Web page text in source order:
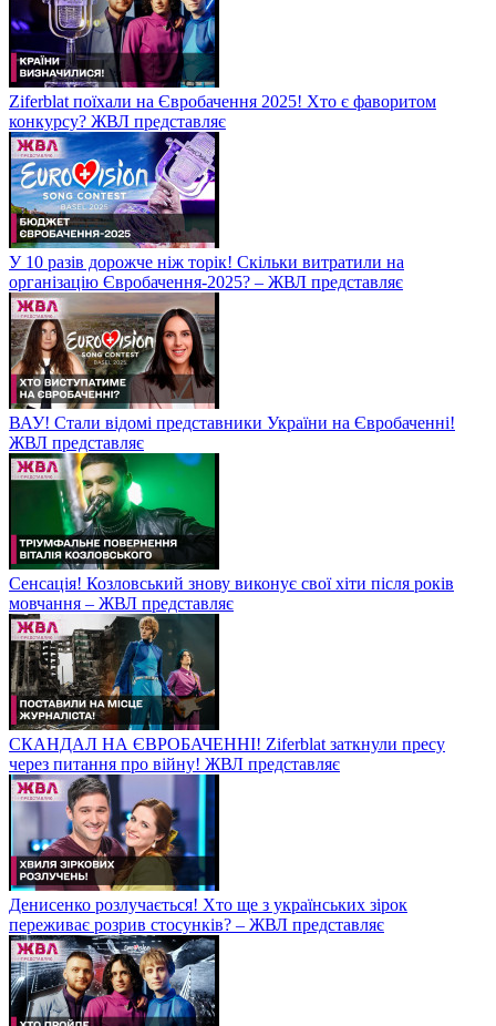
Ziferblat поїхали на Євробачення 2025! Хто є фаворитом
конкурсу? ЖВЛ представляє
У 10 разів дорожче ніж торік! Скільки витратили на
організацію Євробачення-2025? – ЖВЛ представляє
ВАУ! Стали відомі представники України на Євробаченні!
ЖВЛ представляє
Сенсація! Козловський знову виконує свої хіти після років
мовчання – ЖВЛ представляє
СКАНДАЛ НА ЄВРОБАЧЕННІ! Ziferblat заткнули пресу
через питання про війну! ЖВЛ представляє
Денисенко розлучається! Хто ще з українських зірок
переживає розрив стосунків? – ЖВЛ представляє